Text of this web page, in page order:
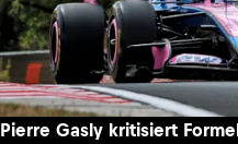
Pierre Gasly kritisiert